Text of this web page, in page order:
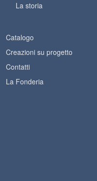
La storia
Catalogo
Creazioni su progetto
Contatti
La Fonderia